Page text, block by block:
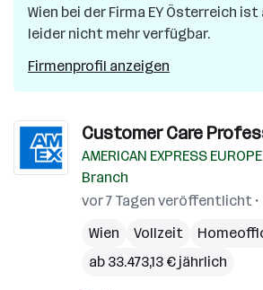
Wien bei der Firma EY Österreich ist
leider nicht mehr verfügbar.
Firmenprofil anzeigen
Customer Care
AMERICAN EXPRESS
Branch
vor 7 Tagen veröffentlicht
Wien
Vollzeit
ab 33.473,13 € jährlich